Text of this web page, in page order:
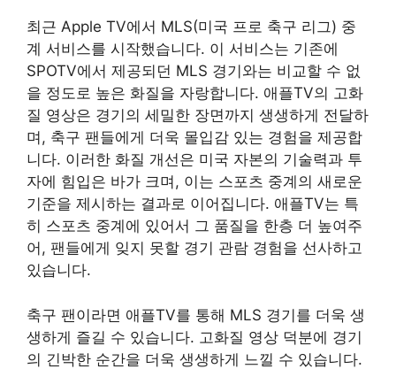
최근 Apple TV에서 MLS(미국 프로 축구 리그) 중
계 서비스를 시작했습니다. 이 서비스는 기존에
SPOTV에서 제공되던 MLS 경기와는 비교할 수 없
을 정도로 높은 화질을 자랑합니다. 애플TV의 고화
질 영상은 경기의 세밀한 장면까지 생생하게 전달하
며, 축구 팬들에게 더욱 몰입감 있는 경험을 제공합
니다. 이러한 화질 개선은 미국 자본의 기술력과 투
자에 힘입은 바가 크며, 이는 스포츠 중계의 새로운
기준을 제시하는 결과로 이어집니다. 애플TV는 특
히 스포츠 중계에 있어서 그 품질을 한층 더 높여주
어, 팬들에게 잊지 못할 경기 관람 경험을 선사하고
있습니다.
축구 팬이라면 애플TV를 통해 MLS 경기를 더욱 생
생하게 즐길 수 있습니다. 고화질 영상 덕분에 경기
의 긴박한 순간을 더욱 생생하게 느낄 수 있습니다.